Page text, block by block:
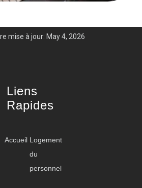
mise à jour: May 4, 2026
Liens
Rapides
Accueil Logement
du
personnel